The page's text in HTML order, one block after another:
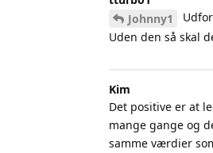
Johnny1
Uden den så skal
Kim
Det positive er at
mange gange og
samme værdier